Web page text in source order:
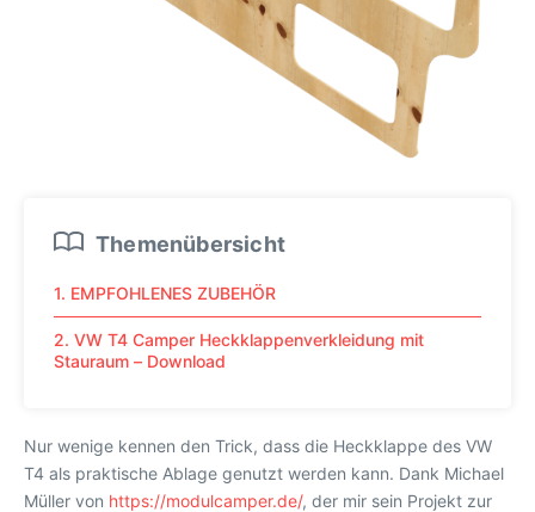
Themenübersicht
1. EMPFOHLENES ZUBEHÖR
2. VW T4 Camper Heckklappenverkleidung mit
Stauraum – Download
Nur wenige kennen den Trick, dass die Heckklappe des VW
T4 als praktische Ablage genutzt werden kann. Dank Michael
Müller von https://modulcamper.de/, der mir sein Projekt zur